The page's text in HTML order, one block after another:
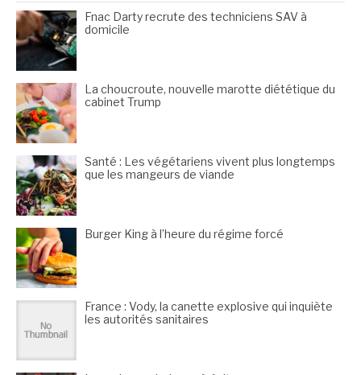
Fnac Darty recrute des techniciens SAV à
domicile
La choucroute, nouvelle marotte diététique du
cabinet Trump
Santé : Les végétariens vivent plus longtemps
que les mangeurs de viande
Burger King à l’heure du régime forcé
France : Vody, la canette explosive qui inquiète
les autorités sanitaires